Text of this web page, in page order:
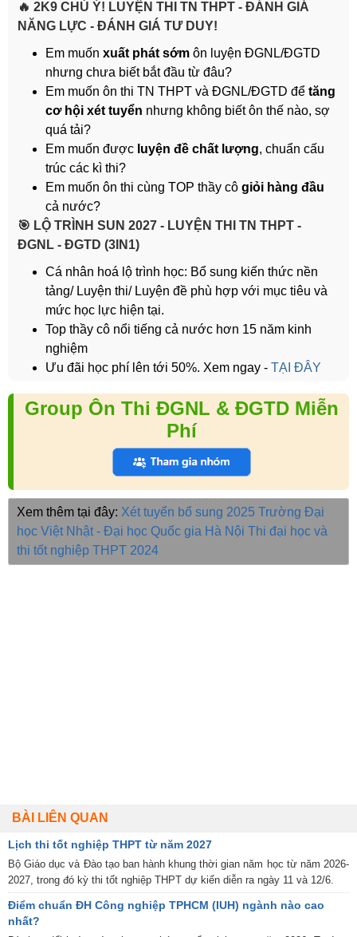
🔥 2K9 CHÚ Ý! LUYỆN THI TN THPT - ĐÁNH GIÁ
NĂNG LỰC - ĐÁNH GIÁ TƯ DUY!
Em muốn xuất phát sớm ôn luyện ĐGNL/ĐGTD
nhưng chưa biết bắt đầu từ đâu?
Em muốn ôn thi TN THPT và ĐGNL/ĐGTD để tăng
cơ hội xét tuyển nhưng không biết ôn thế nào, sợ
quá tải?
Em muốn được luyện đề chất lượng, chuẩn cấu
trúc các kì thi?
Em muốn ôn thi cùng TOP thầy cô giỏi hàng đầu
cả nước?
️🎯 LỘ TRÌNH SUN 2027 - LUYỆN THI TN THPT -
ĐGNL - ĐGTD (3IN1)
Cá nhân hoá lộ trình học: Bổ sung kiến thức nền
tảng/ Luyện thi/ Luyện đề phù hợp với mục tiêu và
mức học lực hiện tại.
Top thầy cô nổi tiếng cả nước hơn 15 năm kinh
nghiệm
Ưu đãi học phí lên tới 50%. Xem ngay - TẠI ĐÂY
Group Ôn Thi ĐGNL & ĐGTD Miễn
Phí
Xem thêm tại đây: Xét tuyển bổ sung 2025 Trường Đại
học Việt Nhật - Đại học Quốc gia Hà Nội Thi đại học và
thi tốt nghiệp THPT 2024
BÀI LIÊN QUAN
Lịch thi tốt nghiệp THPT từ năm 2027
Bộ Giáo dục và Đào tạo ban hành khung thời gian năm học từ năm 2026-
2027, trong đó kỳ thi tốt nghiệp THPT dự kiến diễn ra ngày 11 và 12/6.
Điểm chuẩn ĐH Công nghiệp TPHCM (IUH) ngành nào cao
nhất?